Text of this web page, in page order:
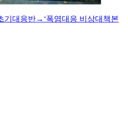
기대응반→‘폭염대응 비상대책본